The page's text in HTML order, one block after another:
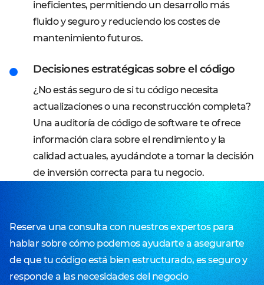
ineficientes, permitiendo un desarrollo más
fluido y seguro y reduciendo los costes de
mantenimiento futuros.
Decisiones estratégicas sobre el código
¿No estás seguro de si tu código necesita
actualizaciones o una reconstrucción completa?
Una auditoría de código de software te ofrece
información clara sobre el rendimiento y la
calidad actuales, ayudándote a tomar la decisión
de inversión correcta para tu negocio.
Reserva una consulta con nuestros expertos para
hablar sobre cómo podemos ayudarte a asegurarte
de que tu código está bien estructurado, es seguro y
responde a las necesidades del negocio